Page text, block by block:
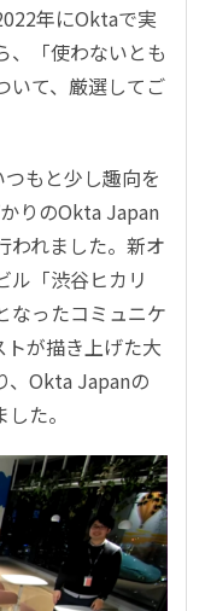
年にOktaで実
、「使わないとも
いて、厳選してご
もと少し趣向を
りのOkta Japan
われました。新オ
ル「渋谷ヒカリ
なったコミュニケ
トが描き上げた大
、Okta Japanの
た。